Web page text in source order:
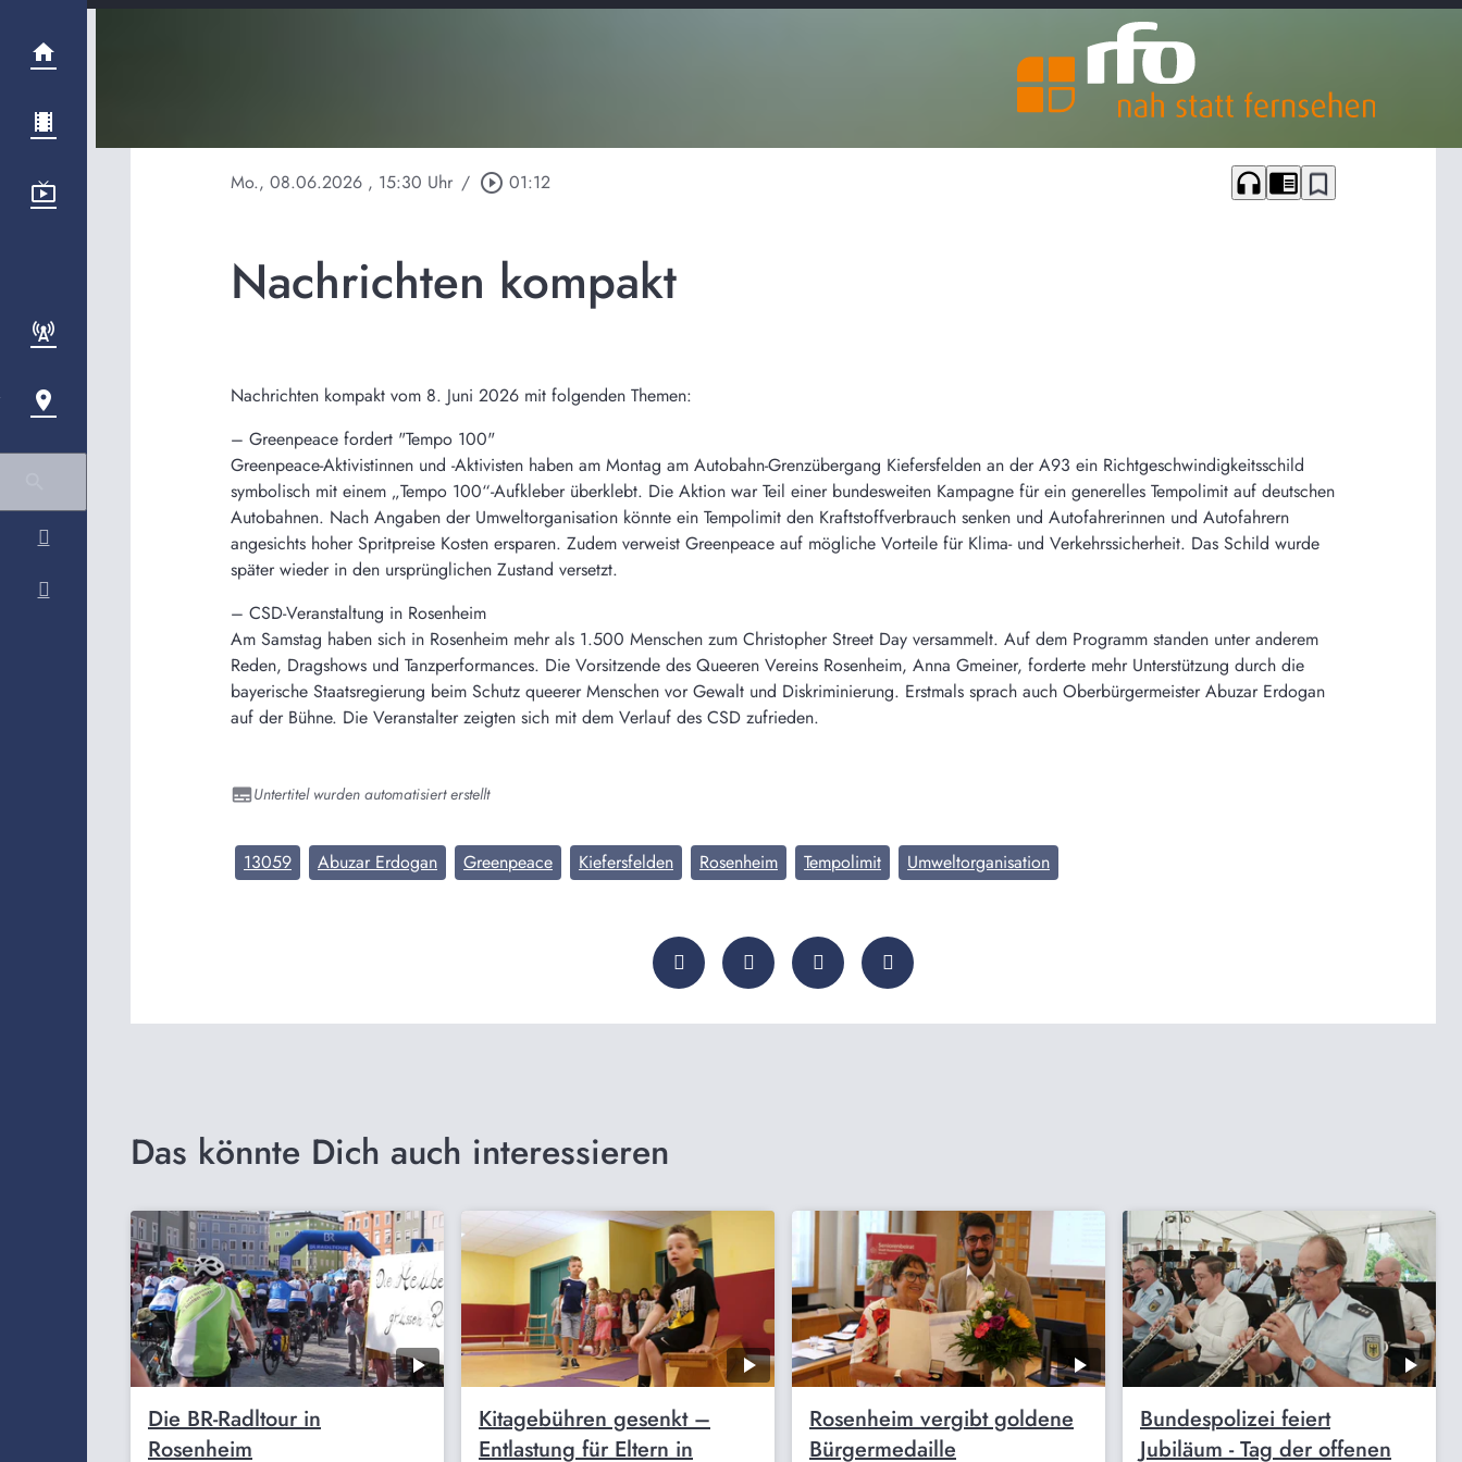
Mo., 08.06.2026 , 15:30 Uhr / play_circle_outline 01:12 headphones chrome_reader_mode bookmark_border
Nachrichten kompakt
Nachrichten kompakt vom 8. Juni 2026 mit folgenden Themen:
– Greenpeace fordert "Tempo 100"
Greenpeace-Aktivistinnen und -Aktivisten haben am Montag am Autobahn-Grenzübergang Kiefersfelden an der A93 ein Richtgeschwindigkeitsschild
symbolisch mit einem „Tempo 100“-Aufkleber überklebt. Die Aktion war Teil einer bundesweiten Kampagne für ein generelles Tempolimit auf deutschen
Autobahnen. Nach Angaben der Umweltorganisation könnte ein Tempolimit den Kraftstoffverbrauch senken und Autofahrerinnen und Autofahrern
angesichts hoher Spritpreise Kosten ersparen. Zudem verweist Greenpeace auf mögliche Vorteile für Klima- und Verkehrssicherheit. Das Schild wurde
später wieder in den ursprünglichen Zustand versetzt.
– CSD-Veranstaltung in Rosenheim
Am Samstag haben sich in Rosenheim mehr als 1.500 Menschen zum Christopher Street Day versammelt. Auf dem Programm standen unter anderem
Reden, Dragshows und Tanzperformances. Die Vorsitzende des Queeren Vereins Rosenheim, Anna Gmeiner, forderte mehr Unterstützung durch die
bayerische Staatsregierung beim Schutz queerer Menschen vor Gewalt und Diskriminierung. Erstmals sprach auch Oberbürgermeister Abuzar Erdogan
auf der Bühne. Die Veranstalter zeigten sich mit dem Verlauf des CSD zufrieden.
Untertitel wurden automatisiert erstellt
13059 Abuzar Erdogan Greenpeace Kiefersfelden Rosenheim Tempolimit Umweltorganisation
Das könnte Dich auch interessieren
Die BR-Radltour in
Rosenheim
Kitagebühren gesenkt –
Entlastung für Eltern in
Rosenheim vergibt goldene
Bürgermedaille
Bundespolizei feiert
Jubiläum - Tag der offenen